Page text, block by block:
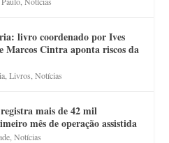
livro coordenado por Ives
Marcos Cintra aponta riscos da
,Livros ,Notícias
mais de 42 mil
mês de operação assistida
,Notícias